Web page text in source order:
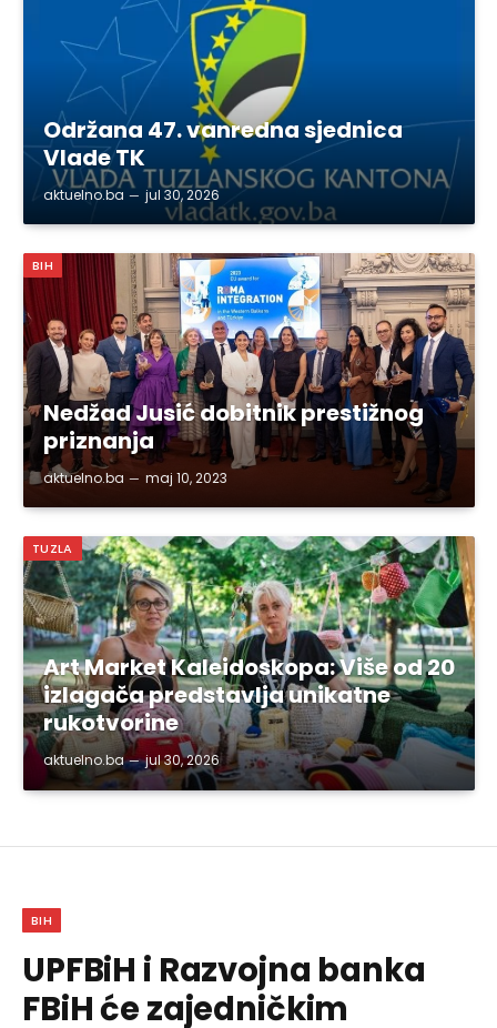
Održana 47. vanredna sjednica
Vlade TK
aktuelno.ba jul 30, 2026
BIH
Nedžad Jusić dobitnik prestižnog
priznanja
aktuelno.ba maj 10, 2023
TUZLA
Art Market Kaleidoskopa: Više od 20
izlagača predstavlja unikatne
rukotvorine
aktuelno.ba jul 30, 2026
BIH
UPFBiH i Razvojna banka
FBiH će zajedničkim